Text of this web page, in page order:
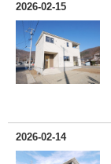
2026-02-15
2026-02-14